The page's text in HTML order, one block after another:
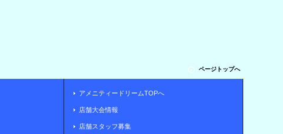
ページトップへ
アメニティードリームTOPへ
店舗大会情報
店舗スタッフ募集